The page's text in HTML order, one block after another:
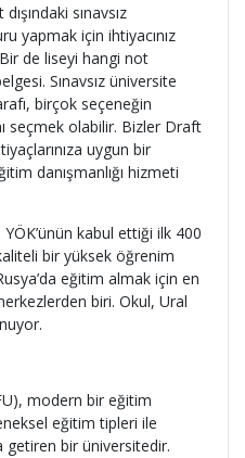
sınavsız
yapmak için ihtiyacınız
de liseyi hangi not
Sınavsız üniversite
birçok seçeneğin
seçmek olabilir. Bizler Draft
uygun bir
danışmanlığı hizmeti
kabul ettiği ilk 400
bir yüksek öğrenim
eğitim almak için en
biri. Okul, Ural
modern bir eğitim
eğitim tipleri ile
getiren bir üniversitedir.